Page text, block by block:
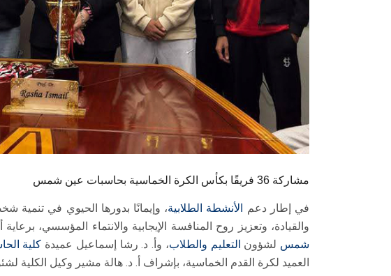
مشاركة 36 فريقًا بكأس الكرة الخماسية بحاسبات عين شمس
في إطار دعم الأنشطة الطلابية، وإيمانًا بدورها الحيوي في
والقيادة، وتعزيز روح المنافسة الإيجابية والانتماء المؤسسي،
شمس لشؤون التعليم والطلاب، وأ. د. رشا إسماعيل عميدة كلية
العميد لكرة القدم الخماسية، بإشراف أ. د. هالة مشير وكيل الكلية